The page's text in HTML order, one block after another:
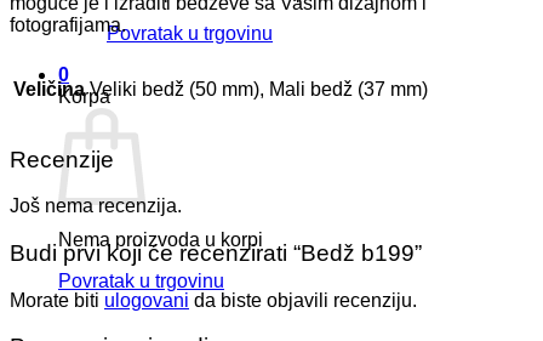
Povratak u trgovinu
0
Korpa
Nema proizvoda u korpi
Povratak u trgovinu
fotografijama.
Veličina Veliki bedž (50 mm), Mali bedž (37 mm)
Recenzije
Još nema recenzija.
Budi prvi koji će recenzirati “Bedž b199”
Morate biti ulogovani da biste objavili recenziju.